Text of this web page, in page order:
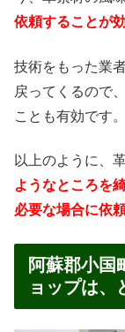
依頼することが
技術をもった業
戻ってくるので、
ことも有効です。
以上のように、
ようなところを
必要な場合に依
阿蘇郡小国
ョップは、